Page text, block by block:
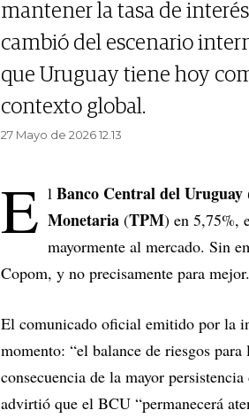
mantener la tasa de
cambió del escenario
que Uruguay tiene hoy
contexto global.
27 Mayo de 2026 12.13
E l Banco Central del Uruguay
Monetaria (TPM) en 5,75%,
mayormente al mercado. Sin
Copom, y no precisamente para mejor.
El comunicado oficial emitido por la
momento: “el balance de riesgos para
consecuencia de la mayor
advirtió que el BCU “permanecerá